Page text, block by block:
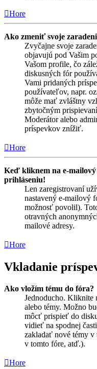
Hore
Ako zmeniť svoje
Zvyčajne svoje
objavujú pod Vašim
Vašom profile, čo
diskusných fór
Vami pridaných
používateľov, napr.
môže mať zvláštny
zbytočným
Moderátor alebo
príspevkov znížiť.
Hore
Keď kliknem na e-
prihláseniu!
Len zaregistrovaní
nastavený e-mailový
možnosť povolil).
otravných
mailové adresy.
Hore
Vkladanie
Ako vložím tému do fóra?
Jednoducho. Kliknite
alebo témy. Možno
môcť prispieť do
vidieť na spodnej
zakladať nové témy v
v tomto fóre, atď.).
Hore